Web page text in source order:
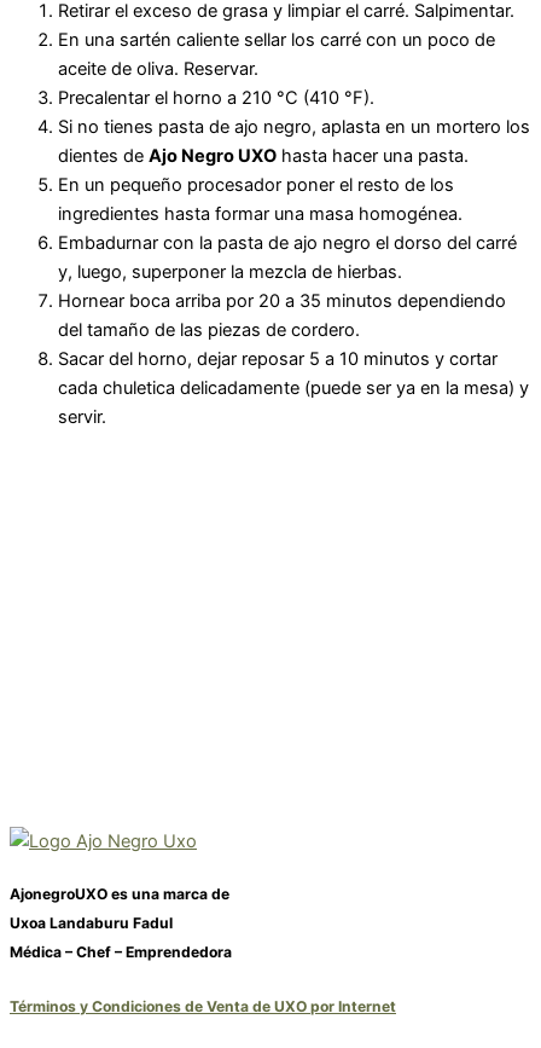
Retirar el exceso de grasa y limpiar el carré. Salpimentar.
En una sartén caliente sellar los carré con un poco de
aceite de oliva. Reservar.
Precalentar el horno a 210 °C (410 °F).
Si no tienes pasta de ajo negro, aplasta en un mortero los
dientes de Ajo Negro UXO hasta hacer una pasta.
En un pequeño procesador poner el resto de los
ingredientes hasta formar una masa homogénea.
Embadurnar con la pasta de ajo negro el dorso del carré
y, luego, superponer la mezcla de hierbas.
Hornear boca arriba por 20 a 35 minutos dependiendo
del tamaño de las piezas de cordero.
Sacar del horno, dejar reposar 5 a 10 minutos y cortar
cada chuletica delicadamente (puede ser ya en la mesa) y
servir.
AjonegroUXO es una marca de
Uxoa Landaburu Fadul
Médica – Chef – Emprendedora
Términos y Condiciones de Venta de UXO por Internet